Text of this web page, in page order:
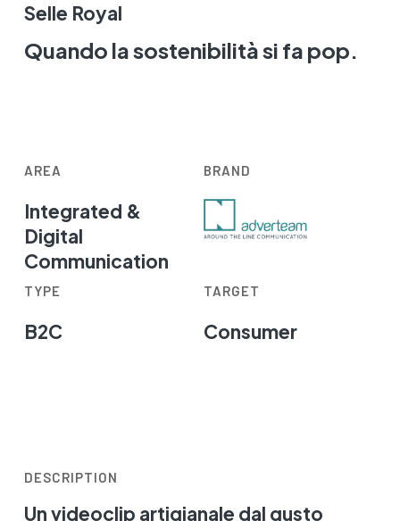
Selle Royal
Quando la sostenibilità si fa pop.
AREA
Integrated &
Digital
Communication
BRAND
TYPE
B2C
TARGET
Consumer
DESCRIPTION
Un videoclip artigianale dal gusto